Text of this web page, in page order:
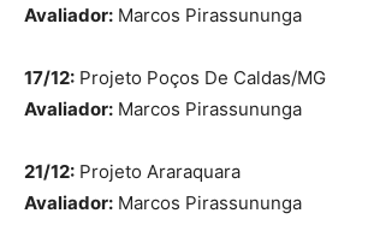
Avaliador: Marcos Pirassununga
17/12: Projeto Poços De Caldas/MG
Avaliador: Marcos Pirassununga
21/12: Projeto Araraquara
Avaliador: Marcos Pirassununga